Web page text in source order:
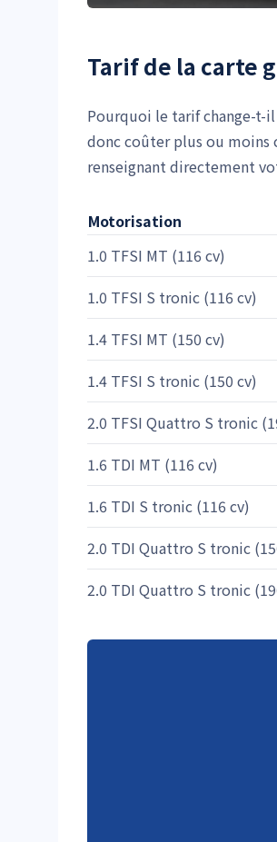
Tarif de la carte
Pourquoi le tarif change-t-
donc coûter plus ou
renseignant directement
Motorisation
1.0 TFSI MT (116 cv)
1.0 TFSI S tronic (116 cv)
1.4 TFSI MT (150 cv)
1.4 TFSI S tronic (150 cv)
2.0 TFSI Quattro S tronic
1.6 TDI MT (116 cv)
1.6 TDI S tronic (116 cv)
2.0 TDI Quattro S tronic
2.0 TDI Quattro S tronic